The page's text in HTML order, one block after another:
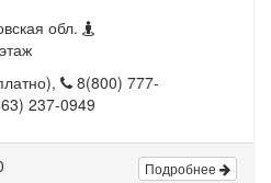
обл.
8(800) 777-
237-0949
Подробнее